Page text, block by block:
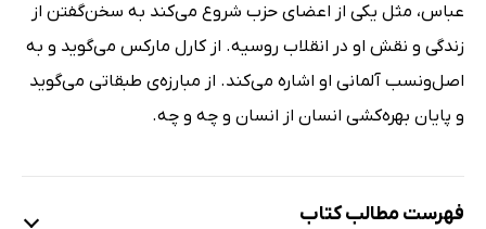
عباس، مثل یکی از اعضای حزب شروع می‌کند به سخن‌گفتن از
زندگی و نقش او در انقلاب روسیه. از کارل مارکس می‌گوید و به
اصل‌ونسب آلمانی او اشاره می‌کند. از مبارزه‌ی طبقاتی می‌گوید
و پایان بهره‌کشی انسان از انسان و چه و چه.
فهرست مطالب کتاب